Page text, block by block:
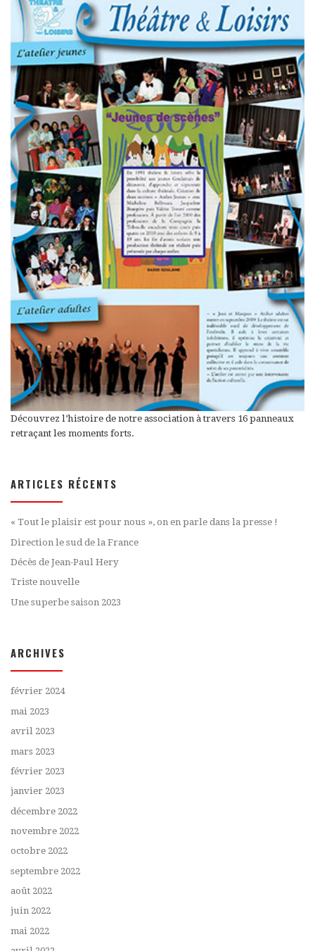
Découvrez l’histoire de notre association à travers 16 panneaux
retraçant les moments forts.
ARTICLES RÉCENTS
« Tout le plaisir est pour nous », on en parle dans la presse !
Direction le sud de la France
Décès de Jean-Paul Hery
Triste nouvelle
Une superbe saison 2023
ARCHIVES
février 2024
mai 2023
avril 2023
mars 2023
février 2023
janvier 2023
décembre 2022
novembre 2022
octobre 2022
septembre 2022
août 2022
juin 2022
mai 2022